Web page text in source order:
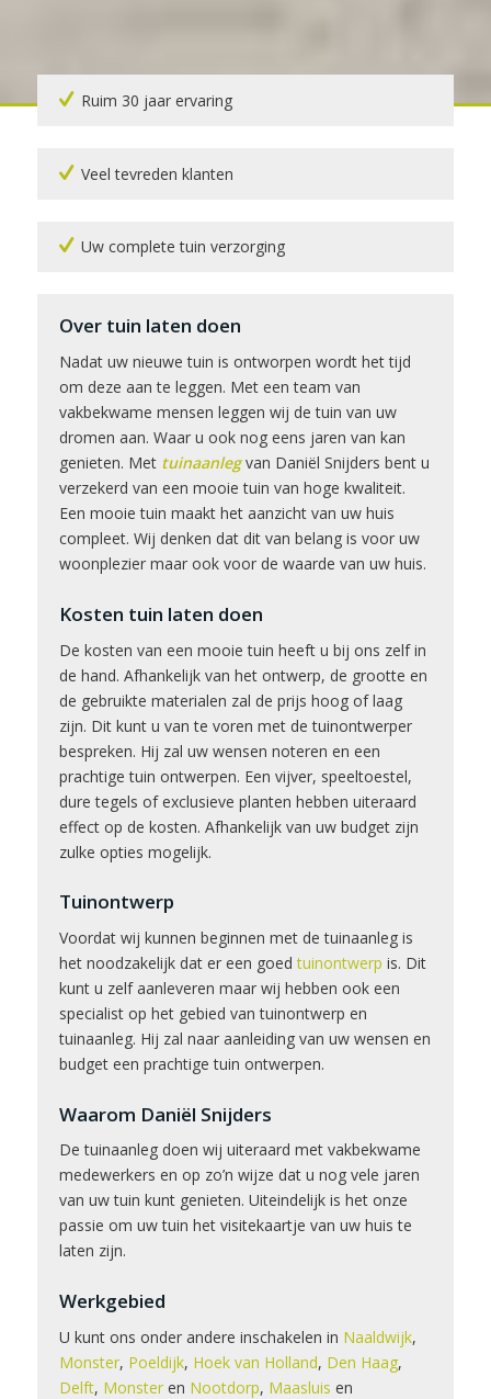
Ruim 30 jaar ervaring
Veel tevreden klanten
Uw complete tuin verzorging
Over tuin laten doen
Nadat uw nieuwe tuin is ontworpen wordt het tijd
om deze aan te leggen. Met een team van
vakbekwame mensen leggen wij de tuin van uw
dromen aan. Waar u ook nog eens jaren van kan
genieten. Met tuinaanleg van Daniël Snijders bent u
verzekerd van een mooie tuin van hoge kwaliteit.
Een mooie tuin maakt het aanzicht van uw huis
compleet. Wij denken dat dit van belang is voor uw
woonplezier maar ook voor de waarde van uw huis.
Kosten tuin laten doen
De kosten van een mooie tuin heeft u bij ons zelf in
de hand. Afhankelijk van het ontwerp, de grootte en
de gebruikte materialen zal de prijs hoog of laag
zijn. Dit kunt u van te voren met de tuinontwerper
bespreken. Hij zal uw wensen noteren en een
prachtige tuin ontwerpen. Een vijver, speeltoestel,
dure tegels of exclusieve planten hebben uiteraard
effect op de kosten. Afhankelijk van uw budget zijn
zulke opties mogelijk.
Tuinontwerp
Voordat wij kunnen beginnen met de tuinaanleg is
het noodzakelijk dat er een goedtuinontwerp is. Dit
kunt u zelf aanleveren maar wij hebben ook een
specialist op het gebied van tuinontwerp en
tuinaanleg. Hij zal naar aanleiding van uw wensen en
budget een prachtige tuin ontwerpen.
Waarom Daniël Snijders
De tuinaanleg doen wij uiteraard met vakbekwame
medewerkers en op zo’n wijze dat u nog vele jaren
van uw tuin kunt genieten. Uiteindelijk is het onze
passie om uw tuin het visitekaartje van uw huis te
laten zijn.
Werkgebied
U kunt ons onder andere inschakelen in Naaldwijk,
Monster, Poeldijk, Hoek van Holland, Den Haag,
Delft, Monster en Nootdorp, Maasluis en